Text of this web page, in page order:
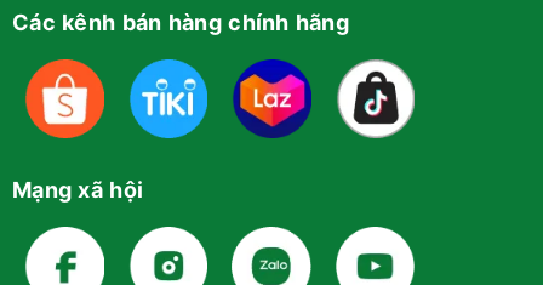
Xông hơi
Các kênh bán hàng chính hãng
Mạng xã hội